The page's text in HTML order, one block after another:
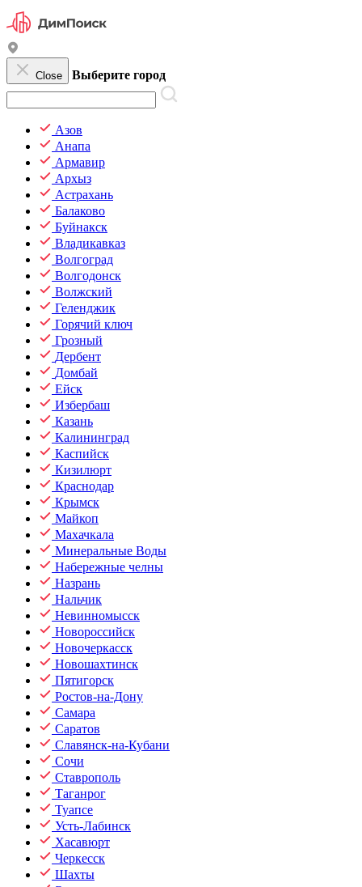
Close Выберите город
Азов
Анапа
Армавир
Архыз
Астрахань
Балаково
Буйнакск
Владикавказ
Волгоград
Волгодонск
Волжский
Геленджик
Горячий ключ
Грозный
Дербент
Домбай
Ейск
Избербаш
Казань
Калининград
Каспийск
Кизилюрт
Краснодар
Крымск
Майкоп
Махачкала
Минеральные Воды
Набережные челны
Назрань
Нальчик
Невинномысск
Новороссийск
Новочеркасск
Новошахтинск
Пятигорск
Ростов-на-Дону
Самара
Саратов
Славянск-на-Кубани
Сочи
Ставрополь
Таганрог
Туапсе
Усть-Лабинск
Хасавюрт
Черкесск
Шахты